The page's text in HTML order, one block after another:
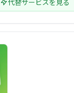
代替サービスを見る